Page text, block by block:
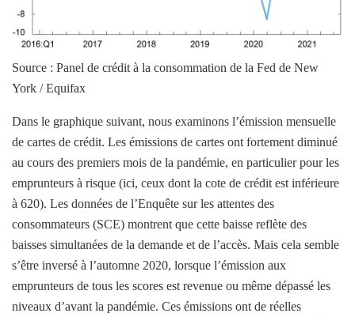
Source : Panel de crédit à la consommation de la Fed de New
York / Equifax
Dans le graphique suivant, nous examinons l’émission mensuelle
de cartes de crédit. Les émissions de cartes ont fortement diminué
au cours des premiers mois de la pandémie, en particulier pour les
emprunteurs à risque (ici, ceux dont la cote de crédit est inférieure
à 620). Les données de l’Enquête sur les attentes des
consommateurs (SCE) montrent que cette baisse reflète des
baisses simultanées de la demande et de l’accès. Mais cela semble
s’être inversé à l’automne 2020, lorsque l’émission aux
emprunteurs de tous les scores est revenue ou même dépassé les
niveaux d’avant la pandémie. Ces émissions ont de réelles